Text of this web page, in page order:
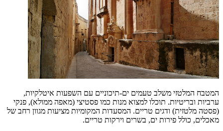
המטבח המלטזי משלב טעמים ים-תיכוניים עם השפעות איטלקיות,
ערביות ובריטיות. תוכלו למצוא מנות כמו פסטיצי (מאפה ממולא), פנקי
(פסטה מלטזית) ודגים טריים. המסעדות המקומיות מציעות מגוון רחב של
מאכלים, כולל פירות ים, בשרים וירקות טריים.